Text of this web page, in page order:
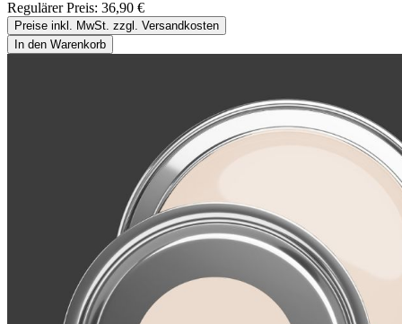
Regulärer Preis: 36,90 €
Preise inkl. MwSt. zzgl. Versandkosten
In den Warenkorb